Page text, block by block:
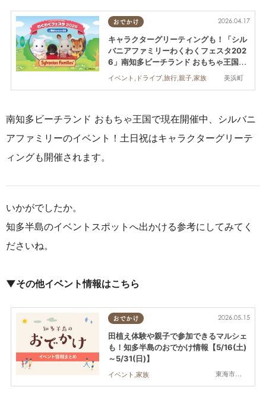
おでかけ
美浜町
2026.04.17
キャラクターグリーティングも！「シル
バニアファミリーわくわくフェスタ202
6」南知多ビーチランド おもちゃ王国で
6/28(日)まで開催中
イベント,ドライブ,旅行,親子,家族
南知多ビーチランド おもちゃ王国で現在開催中、シルバニ
アファミリーのイベント！土日祝はキャラクターグリーテ
ィングも開催されます。
いかがでしたか。
知多半島のイベントスポットへ出かける参考にしてみてく
ださいね。
▼その他イベント情報はこちら
おでかけ
東海市,半田市,常滑市,南知多町
2026.05.15
田植え体験や親子で参加できるマルシェ
も！知多半島のおでかけ情報【5/16(土)
～5/31(日)】
イベント,家族